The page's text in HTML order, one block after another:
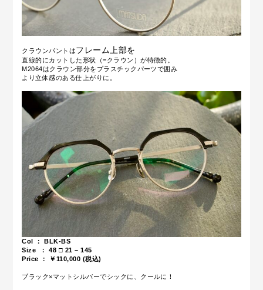
クラウンパントはフレーム上部を
直線的にカットした形状（=クラウン）が特徴的。
M2064はクラウン部分をプラスチックパーツで囲み
より立体感のある仕上がりに。
Col ： BLK-BS
Size ：48 □ 21 – 145
Price ： ￥110,000 (税込)
ブラック×マットシルバーでシックに、クールに！